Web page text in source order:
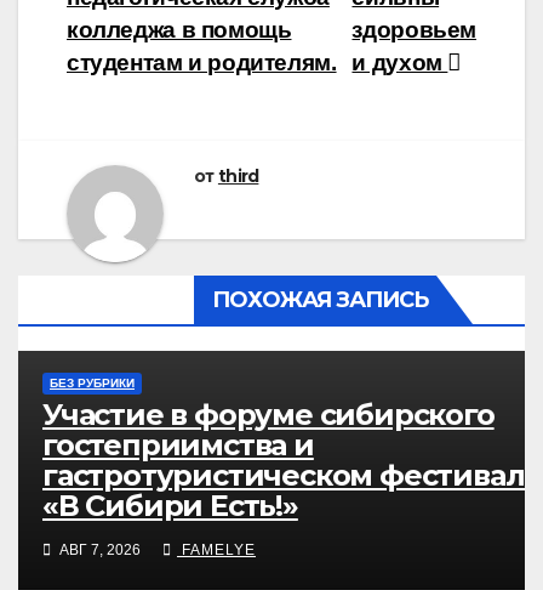
по
записям
здоровьем
и духом
колледжа в помощь
студентам и родителям.
отthird
ПОХОЖАЯ ЗАПИСЬ
БЕЗ РУБРИКИ
Участие в форуме сибирского
гостеприимства и
гастротуристическом фестивале
«В Сибири Есть!»
АВГ 7, 2026 FAMELYE